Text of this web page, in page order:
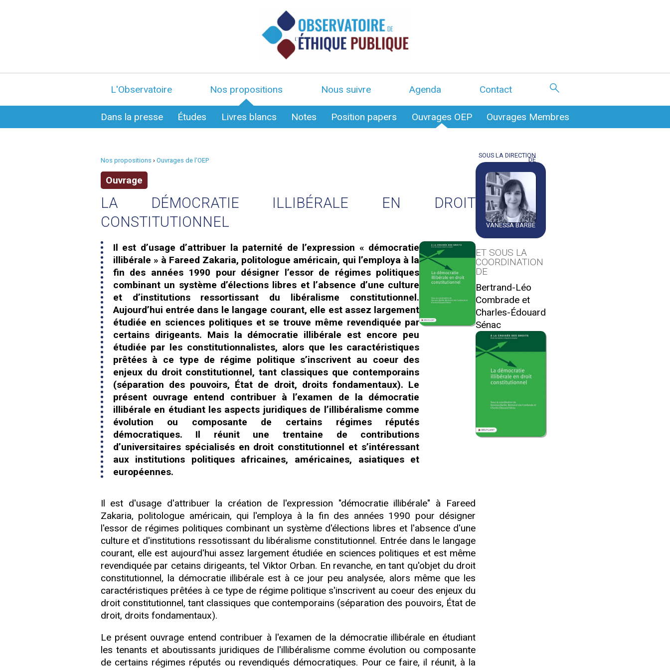
L'Observatoire Nos propositions Nous suivre Agenda Contact
Dans la presse Études Livres blancs Notes Position papers Ouvrages OEP Ouvrages Membres
Nos propositions › Ouvrages de l'OEP
Ouvrage
LA DÉMOCRATIE ILLIBÉRALE EN DROIT
CONSTITUTIONNEL
Il est d’usage d’attribuer la paternité de l’expression « démocratie
illibérale » à Fareed Zakaria, politologue américain, qui l’employa à la
fin des années 1990 pour désigner l’essor de régimes politiques
combinant un système d’élections libres et l’absence d’une culture
et d’institutions ressortissant du libéralisme constitutionnel.
Aujourd’hui entrée dans le langage courant, elle est assez largement
étudiée en sciences politiques et se trouve même revendiquée par
certains dirigeants. Mais la démocratie illibérale est encore peu
étudiée par les constitutionnalistes, alors que les caractéristiques
prêtées à ce type de régime politique s’inscrivent au coeur des
enjeux du droit constitutionnel, tant classiques que contemporains
(séparation des pouvoirs, État de droit, droits fondamentaux). Le
présent ouvrage entend contribuer à l’examen de la démocratie
illibérale en étudiant les aspects juridiques de l’illibéralisme comme
évolution ou composante de certains régimes réputés
démocratiques. Il réunit une trentaine de contributions
d’universitaires spécialisés en droit constitutionnel et s’intéressant
aux institutions politiques africaines, américaines, asiatiques et
européennes.
Il est d'usage d'attribuer la création de l'expression "démocratie illibérale" à Fareed
Zakaria, politologue américain, qui l'employa à la fin des années 1990 pour désigner
l'essor de régimes politiques combinant un système d'élections libres et l'absence d'une
culture et d'institutions ressotissant du libéralisme constitutionnel. Entrée dans le langage
courant, elle est aujourd'hui assez largement étudiée en sciences politiques et est même
revendiquée par cetains dirigeants, tel Viktor Orban. En revanche, en tant qu'objet du droit
constitutionnel, la démocratie illibérale est à ce jour peu analysée, alors même que les
caractéristiques prêtées à ce type de régime politique s'inscrivent au coeur des enjeux du
droit constitutionnel, tant classiques que contemporains (séparation des pouvoirs, État de
droit, droits fondamentaux).
Le présent ouvrage entend contribuer à l'examen de la démocratie illibérale en étudiant
les tenants et aboutissants juridiques de l'illibéralisme comme évolution ou composante
de certains régimes réputés ou revendiqués démocratiques. Pour ce faire, il réunit, à la
SOUS LA DIRECTION
DE
VANESSA BARBÉ
ET SOUS LA
COORDINATION
DE
Bertrand-Léo
Combrade et
Charles-Édouard
Sénac